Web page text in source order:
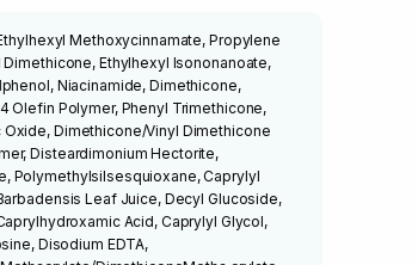
Methoxycinnamate, Propylene
Ethylhexyl Isononanoate,
Niacinamide, Dimethicone,
Olefin Polymer, Phenyl Trimethicone,
Dimethicone/Vinyl Dimethicone
Disteardimonium Hectorite,
Polymethylsilsesquioxane, Caprylyl
Leaf Juice, Decyl Glucoside,
Acid, Caprylyl Glycol,
Disodium EDTA,